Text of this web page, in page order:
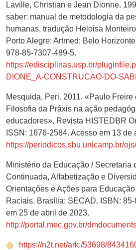
Laville, Christian e Jean Dionne.
saber: manual de metodologia da
humanas, tradução Heloisa
Porto Alegre: Artmed; Belo
978-85-7307-489-5.
https://edisciplinas.usp.br/
DIONE_A-CONSTRUCAO-DO-
Mesquida, Peri. 2011. «Paulo Freire
Filosofia da Práxis na ação
educadores». Revista HISTEDBR
ISSN: 1676-2584. Acesso em 13 de
https://periodicos.sbu.unicamp.br/ojs/index.php/
Ministério da Educação / Secretaria
Continuada, Alfabetização e
Orientações e Ações para
Raciais. Brasília: SECAD. ISBN:
em 25 de abril de 2023.
http://portal.mec.gov.br/dmdocuments/
https://n2t.net/ark:/53698/